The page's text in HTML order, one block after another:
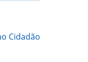
Cidadão